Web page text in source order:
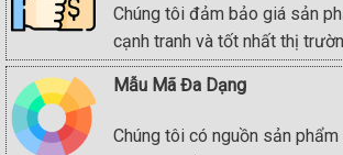
Chúng tôi đảm bảo giá sản
cạnh tranh và tốt nhất thị
Mẫu Mã Đa Dạng
Chúng tôi có nguồn sản